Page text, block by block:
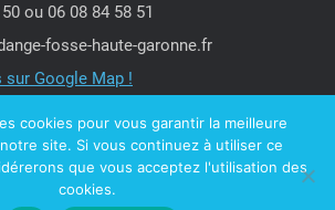
ou 06 08 84 58 51
fosse-haute-garonne.fr
sur Google Map !
42 Vidange Fosse Haute Garonne -
cookies pour vous garantir la meilleure
site. Si vous continuez à utiliser ce
que vous acceptez l'utilisation des
cookies.